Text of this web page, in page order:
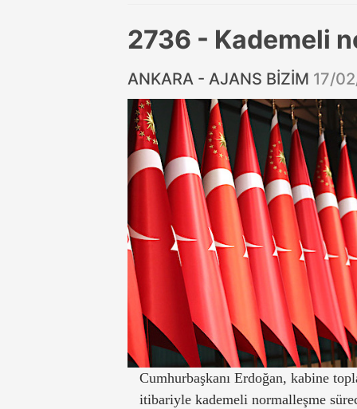
2736 - Kademeli
ANKARA - AJANS BİZİM 17/
Cumhurbaşkanı Erdoğan, kabine
itibariyle kademeli normalleşme